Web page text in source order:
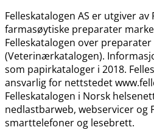
Felleskatalogen AS er utgiver
farmasøytiske preparater
Felleskatalogen over
(Veterinærkatalogen).
som papirkataloger i 2018.
ansvarlig for nettstedet
Felleskatalogen i Norsk
nedlastbarweb, webservicer og
smarttelefoner og lesebrett.